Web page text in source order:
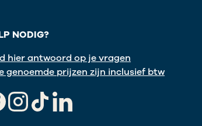
NODIG?
hier antwoord op je vragen
genoemde prijzen zijn inclusief btw
Instagram
TikTokLinkedIn